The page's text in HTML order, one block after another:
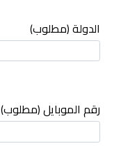
الدولة (مطلوب)
رقم الموبايل (مطلوب)